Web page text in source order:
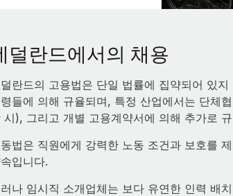
덜란드에서의 채용
란드의 고용법은 단일 법률에 집약되어 있
들에 의해 규율되며, 특정 산업에서는 단
시), 그리고 개별 고용계약서에 의해 추가로
법은 직원에게 강력한 노동 조건과 보호를
입니다.
나 임시직 소개업체는 보다 유연한 인력 배